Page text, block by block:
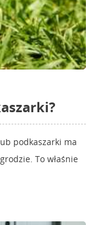
podkaszarki ma
To właśnie